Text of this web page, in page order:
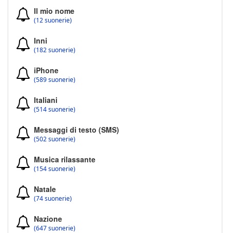
Il mio nome
(12 suonerie)
Inni
(182 suonerie)
iPhone
(589 suonerie)
Italiani
(514 suonerie)
Messaggi di testo (SMS)
(502 suonerie)
Musica rilassante
(154 suonerie)
Natale
(74 suonerie)
Nazione
(647 suonerie)